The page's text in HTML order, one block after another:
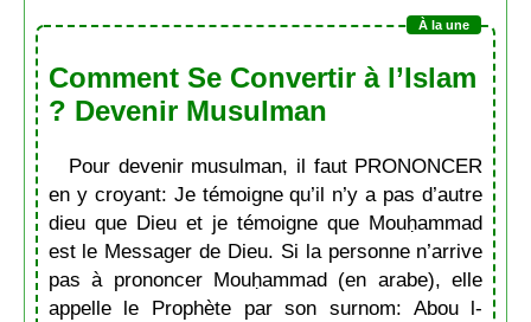
Comment Se Convertir à l’Islam
? Devenir Musulman
Pour devenir musulman, il faut PRONONCER
en y croyant: Je témoigne qu’il n’y a pas d’autre
dieu que Dieu et je témoigne que Mouḥammad
est le Messager de Dieu. Si la personne n’arrive
pas à prononcer Mouḥammad (en arabe), elle
appelle le Prophète par son surnom: Abou l-